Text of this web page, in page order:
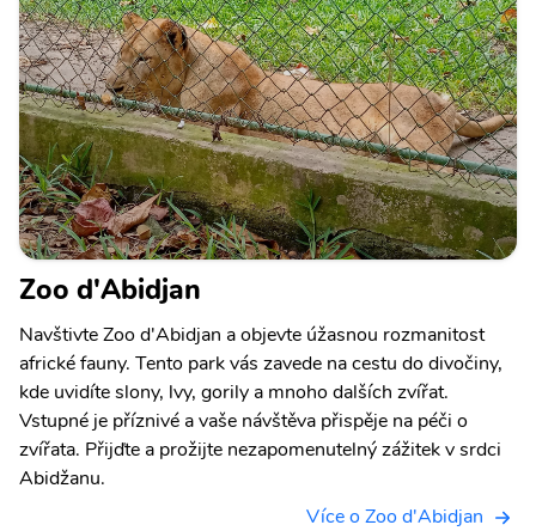
Zoo d'Abidjan
Navštivte Zoo d'Abidjan a objevte úžasnou rozmanitost
africké fauny. Tento park vás zavede na cestu do divočiny,
kde uvidíte slony, lvy, gorily a mnoho dalších zvířat.
Vstupné je příznivé a vaše návštěva přispěje na péči o
zvířata. Přijďte a prožijte nezapomenutelný zážitek v srdci
Abidžanu.
Více o Zoo d'Abidjan